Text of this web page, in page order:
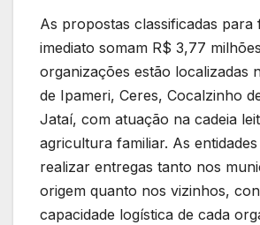
As propostas classificadas para
imediato somam R$ 3,77
organizações estão localizadas
de Ipameri, Ceres, Cocalzinho
Jataí, com atuação na cadeia
agricultura familiar. As
realizar entregas tanto nos
origem quanto nos vizinhos,
capacidade logística de cada